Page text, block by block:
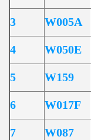
3 W005A
4 W050E
5 W159
6 W017F
7 W087